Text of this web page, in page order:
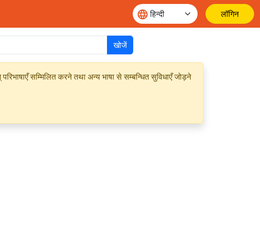
लॉगिन
खोजें
सम्मिलित करने तथा अन्य भाषा से सम्बन्धित सुविधाएँ जोड़ने